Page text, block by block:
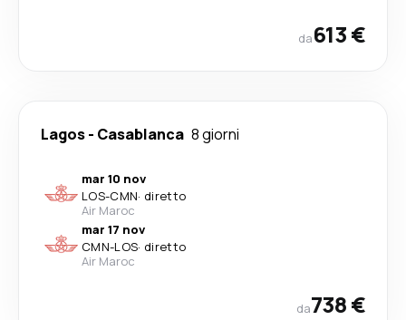
da613 €
Lagos- Casablanca 8 giorni
mar 10 nov
LOS-CMN· diretto
Air Maroc
mar 17 nov
CMN-LOS· diretto
Air Maroc
da738 €